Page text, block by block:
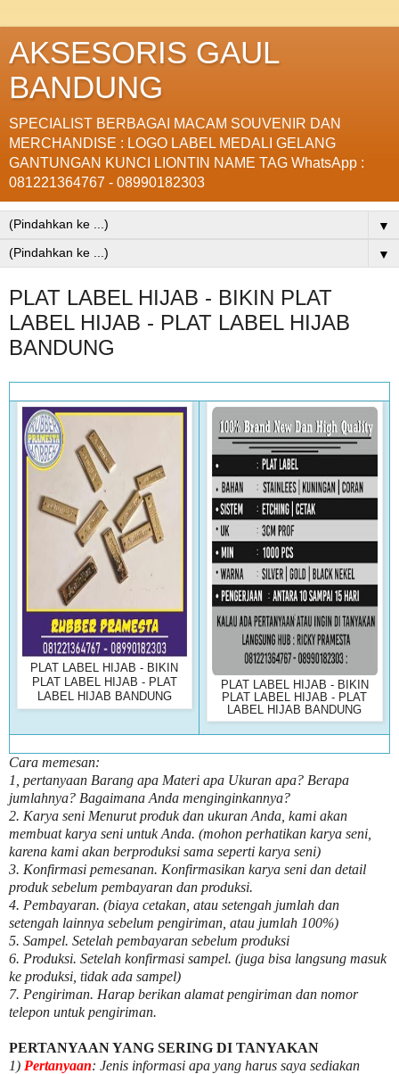
AKSESORIS GAUL
BANDUNG
SPECIALIST BERBAGAI MACAM SOUVENIR DAN
MERCHANDISE : LOGO LABEL MEDALI GELANG
GANTUNGAN KUNCI LIONTIN NAME TAG WhatsApp :
081221364767 - 08990182303
▼
▼
PLAT LABEL HIJAB - BIKIN PLAT
LABEL HIJAB - PLAT LABEL HIJAB
BANDUNG
PLAT LABEL HIJAB - BIKIN
PLAT LABEL HIJAB - PLAT
LABEL HIJAB BANDUNG
PLAT LABEL HIJAB - BIKIN
PLAT LABEL HIJAB - PLAT
LABEL HIJAB BANDUNG
Cara memesan:
1, pertanyaan Barang apa Materi apa Ukuran apa? Berapa
jumlahnya? Bagaimana Anda menginginkannya?
2. Karya seni Menurut produk dan ukuran Anda, kami akan
membuat karya seni untuk Anda. (mohon perhatikan karya seni,
karena kami akan berproduksi sama seperti karya seni)
3. Konfirmasi pemesanan. Konfirmasikan karya seni dan detail
produk sebelum pembayaran dan produksi.
4. Pembayaran. (biaya cetakan, atau setengah jumlah dan
setengah lainnya sebelum pengiriman, atau jumlah 100%)
5. Sampel. Setelah pembayaran sebelum produksi
6. Produksi. Setelah konfirmasi sampel. (juga bisa langsung masuk
ke produksi, tidak ada sampel)
7. Pengiriman. Harap berikan alamat pengiriman dan nomor
telepon untuk pengiriman.
PERTANYAAN YANG SERING DI TANYAKAN
1) Pertanyaan: Jenis informasi apa yang harus saya sediakan